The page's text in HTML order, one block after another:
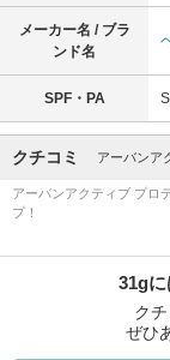
メーカー名 / ブラ
ンド名
SPF・PA
クチコミ アーバンア
アーバンアクティブ プロ
プ！
31gに
ク
ぜひ